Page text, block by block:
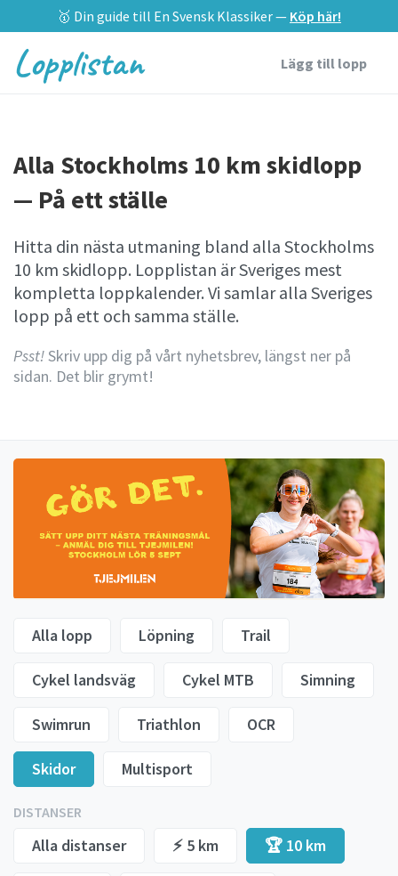
🥇 Din guide till En Svensk Klassiker — Köp här!
Lopplistan Lägg till lopp
Alla Stockholms 10 km skidlopp
— På ett ställe
Hitta din nästa utmaning bland alla Stockholms
10 km skidlopp. Lopplistan är Sveriges mest
kompletta loppkalender. Vi samlar alla Sveriges
lopp på ett och samma ställe.
Psst!Skriv upp dig på vårt nyhetsbrev, längst ner på
sidan. Det blir grymt!
Alla lopp Löpning Trail
Cykel landsväg Cykel MTB Simning
Swimrun Triathlon OCR
Skidor Multisport
DISTANSER
Alla distanser ⚡️ 5 km 🏆 10 km